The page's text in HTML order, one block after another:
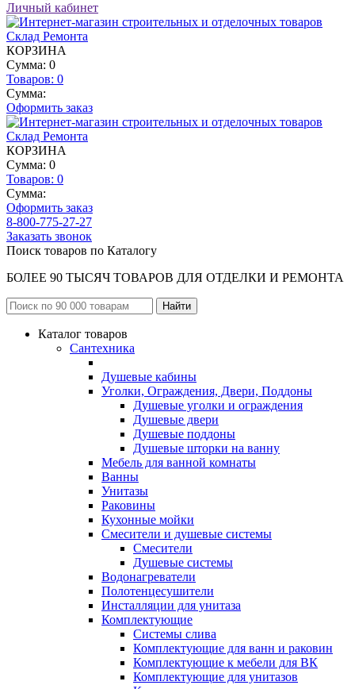
Личный кабинет
КОРЗИНА
Сумма: 0
Товаров: 0
Сумма:
Оформить заказ
КОРЗИНА
Сумма: 0
Товаров: 0
Сумма:
Оформить заказ
8-800-775-27-27
Заказать звонок
Поиск товаров по Каталогу
БОЛЕЕ 90 ТЫСЯЧ ТОВАРОВ ДЛЯ ОТДЕЛКИ И РЕМОНТА
Каталог товаров
Сантехника
Душевые кабины
Уголки, Ограждения, Двери, Поддоны
Душевые уголки и ограждения
Душевые двери
Душевые поддоны
Душевые шторки на ванну
Мебель для ванной комнаты
Ванны
Унитазы
Раковины
Кухонные мойки
Смесители и душевые системы
Смесители
Душевые системы
Водонагреватели
Полотенцесушители
Инсталляции для унитаза
Комплектующие
Системы слива
Комплектующие для ванн и раковин
Комплектующие к мебели для ВК
Комплектующие для унитазов